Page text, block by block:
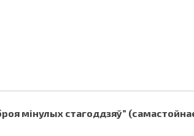
мінулых стагоддзяў”